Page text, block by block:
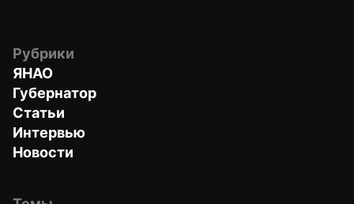
Рубрики
ЯНАО
Губернатор
Статьи
Интервью
Новости